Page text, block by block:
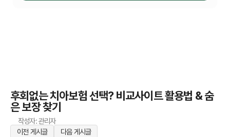
후회없는 치아보험 선택? 비교사이트 활용법 & 숨
은 보장 찾기
작성자: 관리자
이전 게시글
다음 게시글